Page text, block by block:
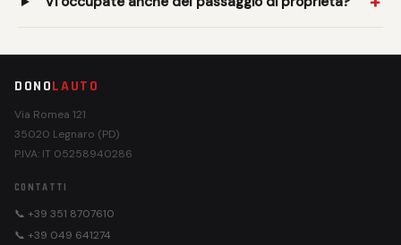
DONOLAUTO
Via Romea 121
35020 Legnaro (PD)
P.IVA: IT 05258940286
CONTATTI
📞 +39 351 8707610
📞 +39 049 641274